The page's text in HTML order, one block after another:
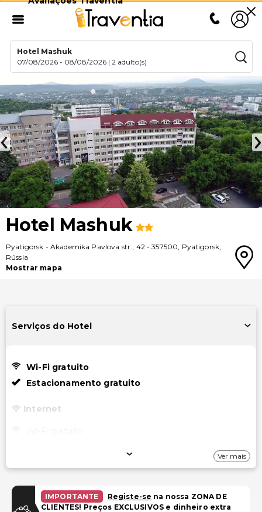
Hotel Mashuk
07/08/2026 - 08/08/2026 |2 adulto(s)
Hotel Mashuk
Pyatigorsk - Akademika Pavlova str., 42-357500, Pyatigorsk,
Rússia
Mostrar mapa
Serviços do Hotel
Wi-Fi gratuito
Estacionamento gratuito
Internet
Instalações
Ver mais
IMPORTANTE Registe-se na nossa ZONA DE
CLIENTES! Preços EXCLUSIVOS e dinheiro extra